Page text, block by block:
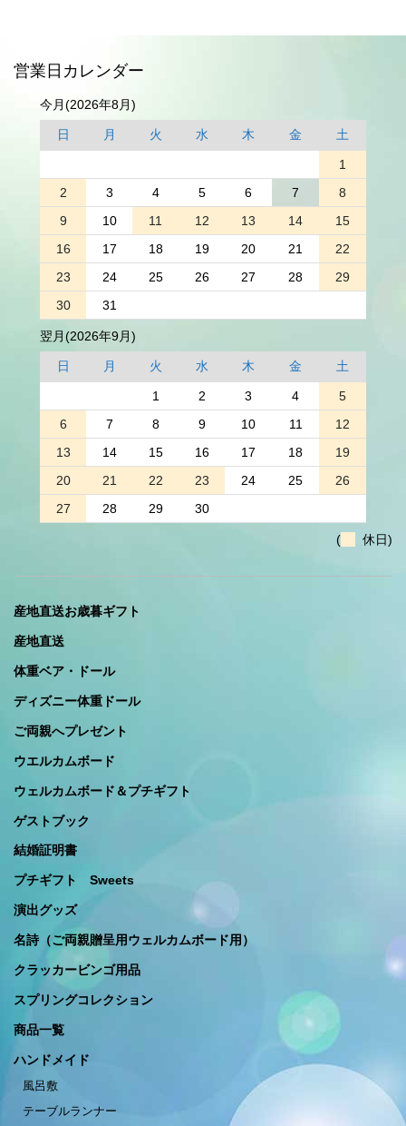
営業日カレンダー
今月(2026年8月)
日 月 火 水 木 金 土
1
2
3 4 5 6 7
8
9
10 11 12 13 14
15
16
17 18 19 20 21
22
23
24 25 26 27 28
29
30
31
翌月(2026年9月)
日 月 火 水 木 金 土
1 2 3 4
5
6
7 8 9 10 11
12
13
14 15 16 17 18
19
20
21 22 23 24 25
26
27
28 29 30
( 休日)
産地直送お歳暮ギフト
産地直送
体重ベア・ドール
ディズニー体重ドール
ご両親へプレゼント
ウエルカムボード
ウェルカムボード＆プチギフト
ゲストブック
結婚証明書
プチギフト Sweets
演出グッズ
名詩（ご両親贈呈用ウェルカムボード用）
クラッカービンゴ用品
スプリングコレクション
商品一覧
ハンドメイド
風呂敷
テーブルランナー